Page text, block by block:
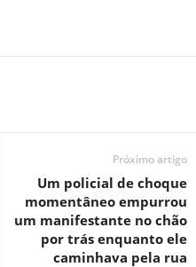
Próximo artigo
Um policial de choque
momentâneo empurrou
um manifestante no chão
por trás enquanto ele
caminhava pela rua